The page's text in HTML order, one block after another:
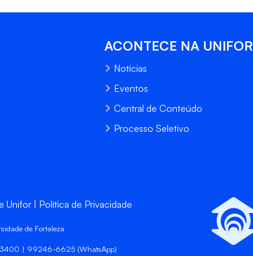
ACONTECE NA UNIFOR
Notícias
Eventos
Central de Conteúdo
Processo Seletivo
Unifor Política de Privacidade
de Fortaleza
3400 | 99246-6625 (WhatsApp)